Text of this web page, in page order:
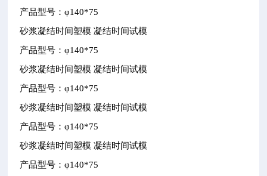
产品型号：φ140*75
砂浆凝结时间塑模 凝结时间试模
产品型号：φ140*75
砂浆凝结时间塑模 凝结时间试模
产品型号：φ140*75
砂浆凝结时间塑模 凝结时间试模
产品型号：φ140*75
砂浆凝结时间塑模 凝结时间试模
产品型号：φ140*75